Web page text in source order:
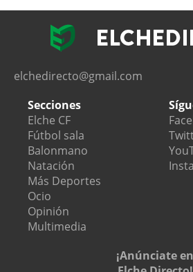
elchedirecto@gmail.com
Secciones
Elche CF
Fútbol sala
Balonmano
Natación
Más Deportes
Ocio
Opinión
Multimedia
¡Anúnciate en